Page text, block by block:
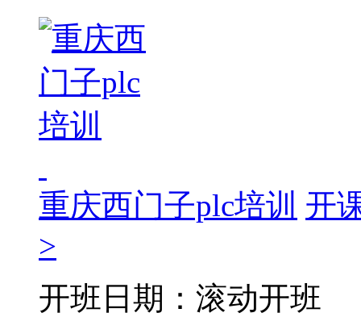
重庆西门子plc培训 开
>
开班日期：滚动开班